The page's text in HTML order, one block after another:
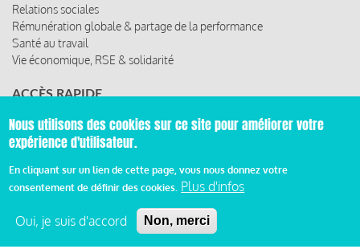
Relations sociales
Rémunération globale & partage de la performance
Santé au travail
Vie économique, RSE & solidarité
ACCÈS RAPIDE
Les abonnements
Les rencontres
© 2019 Miroir Social - Réalisé par
Nous utilisons des cookies sur ce site pour améliorer votre
expérience d'utilisateur.
En cliquant sur un lien de cette page, vous nous donnez votre
consentement de définir des cookies. Plus d'infos
Oui, je suis d'accord Non, merci